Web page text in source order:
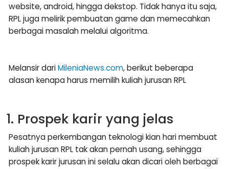
website, android, hingga dekstop. Tidak hanya itu saja,
RPL juga melirik pembuatan game dan memecahkan
berbagai masalah melalui algoritma.
Melansir dariMileniaNews.com, berikut beberapa
alasan kenapa harus memilih kuliah jurusan RPL
1. Prospek karir yang jelas
Pesatnya perkembangan teknologi kian hari membuat
kuliah jurusan RPL tak akan pernah usang, sehingga
prospek karir jurusan ini selalu akan dicari oleh berbagai